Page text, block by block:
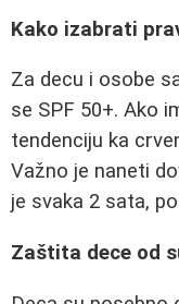
Kako izabrati
Za decu i osobe
se SPF 50+. Ako
tendenciju ka
Važno je naneti
je svaka 2 sata,
Zaštita dece od